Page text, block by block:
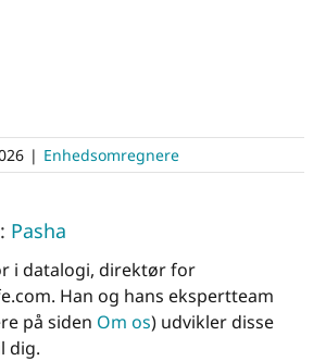
| Enhedsomregnere
Pasha
i datalogi, direktør for
Han og hans ekspertteam
på siden Om os) udvikler disse
dig.